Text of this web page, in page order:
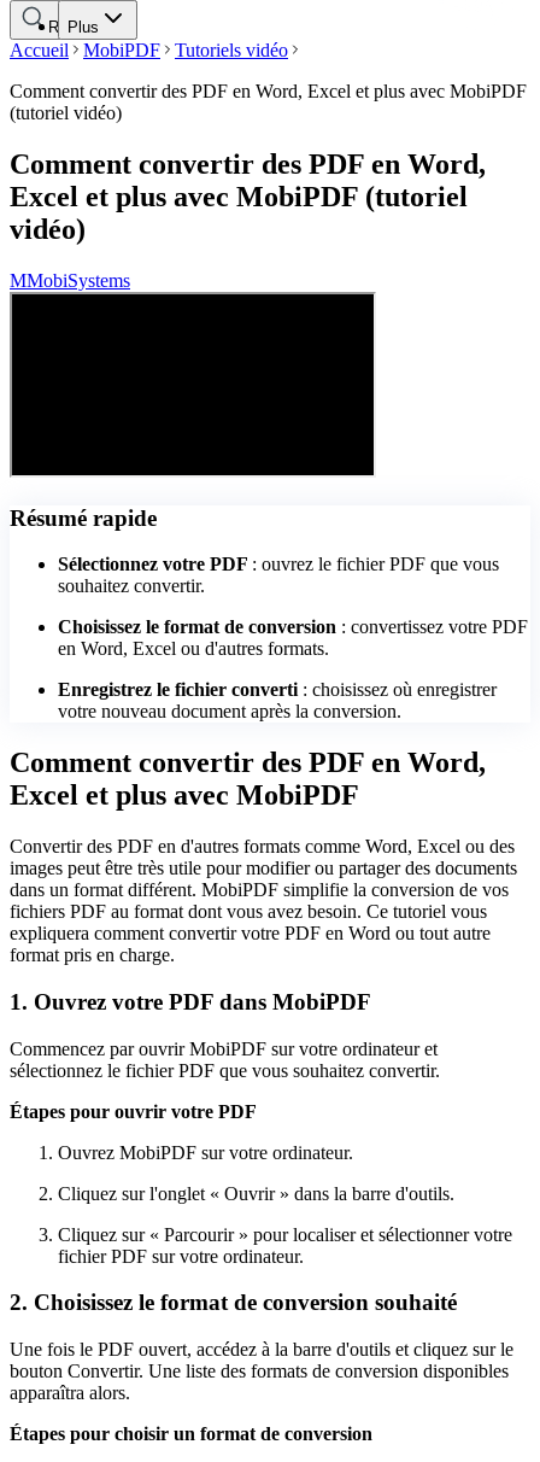
Plus
Rechercher
Accueil MobiPDF
Tutoriels vidéo
Comment convertir des PDF en Word, Excel et plus avec MobiPDF
(tutoriel vidéo)
Comment convertir des PDF en Word,
Excel et plus avec MobiPDF (tutoriel
vidéo)
MMobiSystems
Résumé rapide
Sélectionnez votre PDF : ouvrez le fichier PDF que vous
souhaitez convertir.
Choisissez le format de conversion : convertissez votre PDF
en Word, Excel ou d'autres formats.
Enregistrez le fichier converti : choisissez où enregistrer
votre nouveau document après la conversion.
Comment convertir des PDF en Word,
Excel et plus avec MobiPDF
Convertir des PDF en d'autres formats comme Word, Excel ou des
images peut être très utile pour modifier ou partager des documents
dans un format différent. MobiPDF simplifie la conversion de vos
fichiers PDF au format dont vous avez besoin. Ce tutoriel vous
expliquera comment convertir votre PDF en Word ou tout autre
format pris en charge.
1. Ouvrez votre PDF dans MobiPDF
Commencez par ouvrir MobiPDF sur votre ordinateur et
sélectionnez le fichier PDF que vous souhaitez convertir.
Étapes pour ouvrir votre PDF
Ouvrez MobiPDF sur votre ordinateur.
Cliquez sur l'onglet « Ouvrir » dans la barre d'outils.
Cliquez sur « Parcourir » pour localiser et sélectionner votre
fichier PDF sur votre ordinateur.
2. Choisissez le format de conversion souhaité
Une fois le PDF ouvert, accédez à la barre d'outils et cliquez sur le
bouton Convertir. Une liste des formats de conversion disponibles
apparaîtra alors.
Étapes pour choisir un format de conversion